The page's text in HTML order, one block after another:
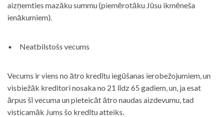
aizņemties mazāku summu (piemērotāku Jūsu ikmēneša
ienākumiem).
Neatbilstošs vecums
Vecums ir viens no ātro kredītu iegūšanas ierobežojumiem, un
visbiežāk kreditori nosaka no 21 līdz 65 gadiem, un, ja esat
ārpus šī vecuma un pieteicāt ātro naudas aizdevumu, tad
visticamāk Jums šo kredītu atteiks.